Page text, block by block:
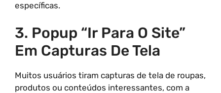
específicas.
3. Popup “Ir Para O Site”
Em Capturas De Tela
Muitos usuários tiram capturas de tela de roupas,
produtos ou conteúdos interessantes, com a